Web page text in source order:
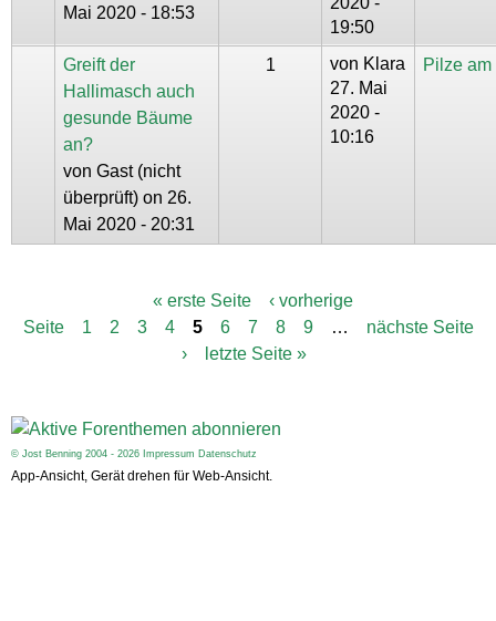
Mai 2020 - 18:53
19:50
Greift der
Hallimasch auch
gesunde Bäume
an?
von Gast (nicht
überprüft) on 26.
Mai 2020 - 20:31
1 von Klara
27. Mai
2020 -
10:16
Pilze am
« erste Seite
‹ vorherige
Seite
1 2 3 4 5 6 7 8 9 …
nächste Seite
›
letzte Seite »
© Jost Benning 2004 - 2026 Impressum Datenschutz
App-Ansicht, Gerät drehen für Web-Ansicht.